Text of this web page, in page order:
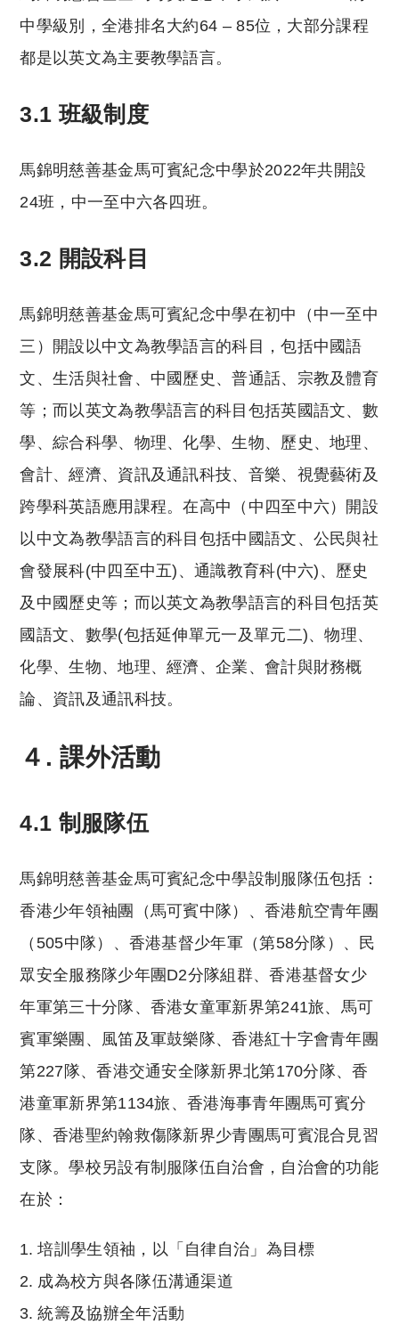
中學級別，全港排名大約64 ‒ 85位，大部分課程
都是以英文為主要教學語言。
3.1 班級制度
馬錦明慈善基金馬可賓紀念中學於2022年共開設
24班，中一至中六各四班。
3.2 開設科目
馬錦明慈善基金馬可賓紀念中學在初中（中一至中
三）開設以中文為教學語言的科目，包括中國語
文、生活與社會、中國歷史、普通話、宗教及體育
等；而以英文為教學語言的科目包括英國語文、數
學、綜合科學、物理、化學、生物、歷史、地理、
會計、經濟、資訊及通訊科技、音樂、視覺藝術及
跨學科英語應用課程。在高中（中四至中六）開設
以中文為教學語言的科目包括中國語文、公民與社
會發展科(中四至中五)、通識教育科(中六)、歷史
及中國歷史等；而以英文為教學語言的科目包括英
國語文、數學(包括延伸單元一及單元二)、物理、
化學、生物、地理、經濟、企業、會計與財務概
論、資訊及通訊科技。
４. 課外活動
4.1 制服隊伍
馬錦明慈善基金馬可賓紀念中學設制服隊伍包括：
香港少年領袖團（馬可賓中隊）、香港航空青年團
（505中隊）、香港基督少年軍（第58分隊）、民
眾安全服務隊少年團D2分隊組群、香港基督女少
年軍第三十分隊、香港女童軍新界第241旅、馬可
賓軍樂團、風笛及軍鼓樂隊、香港紅十字會青年團
第227隊、香港交通安全隊新界北第170分隊、香
港童軍新界第1134旅、香港海事青年團馬可賓分
隊、香港聖約翰救傷隊新界少青團馬可賓混合見習
支隊。學校另設有制服隊伍自治會，自治會的功能
在於：
培訓學生領袖，以「自律自治」為目標
成為校方與各隊伍溝通渠道
統籌及協辦全年活動